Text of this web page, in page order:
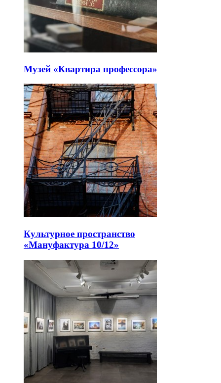
Музей «Квартира профессора»
Культурное пространство
«Мануфактура 10/12»